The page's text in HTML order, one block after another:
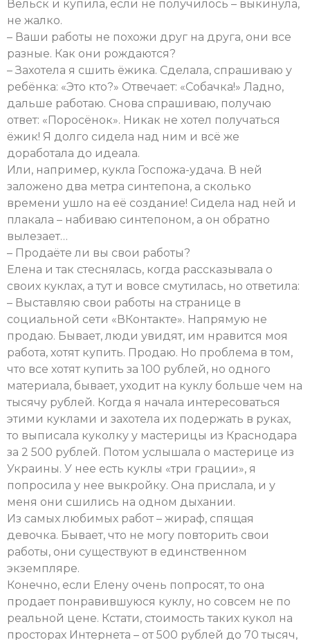
Вельск и купила, если не получилось – выкинула,
не жалко.
– Ваши работы не похожи друг на друга, они все
разные. Как они рождаются?
– Захотела я сшить ёжика. Сделала, спрашиваю у
ребёнка: «Это кто?» Отвечает: «Собачка!» Ладно,
дальше работаю. Снова спрашиваю, получаю
ответ: «Поросёнок». Никак не хотел получаться
ёжик! Я долго сидела над ним и всё же
доработала до идеала.
Или, например, кукла Госпожа-удача. В ней
заложено два метра синтепона, а сколько
времени ушло на её создание! Сидела над ней и
плакала – набиваю синтепоном, а он обратно
вылезает…
– Продаёте ли вы свои работы?
Елена и так стеснялась, когда рассказывала о
своих куклах, а тут и вовсе смутилась, но ответила:
– Выставляю свои работы на странице в
социальной сети «ВКонтакте». Напрямую не
продаю. Бывает, люди увидят, им нравится моя
работа, хотят купить. Продаю. Но проблема в том,
что все хотят купить за 100 рублей, но одного
материала, бывает, уходит на куклу больше чем на
тысячу рублей. Когда я начала интересоваться
этими куклами и захотела их подержать в руках,
то выписала куколку у мастерицы из Краснодара
за 2 500 рублей. Потом услышала о мастерице из
Украины. У нее есть куклы «три грации», я
попросила у нее выкройку. Она прислала, и у
меня они сшились на одном дыхании.
Из самых любимых работ – жираф, спящая
девочка. Бывает, что не могу повторить свои
работы, они существуют в единственном
экземпляре.
Конечно, если Елену очень попросят, то она
продает понравившуюся куклу, но совсем не по
реальной цене. Кстати, стоимость таких кукол на
просторах Интернета – от 500 рублей до 70 тысяч,